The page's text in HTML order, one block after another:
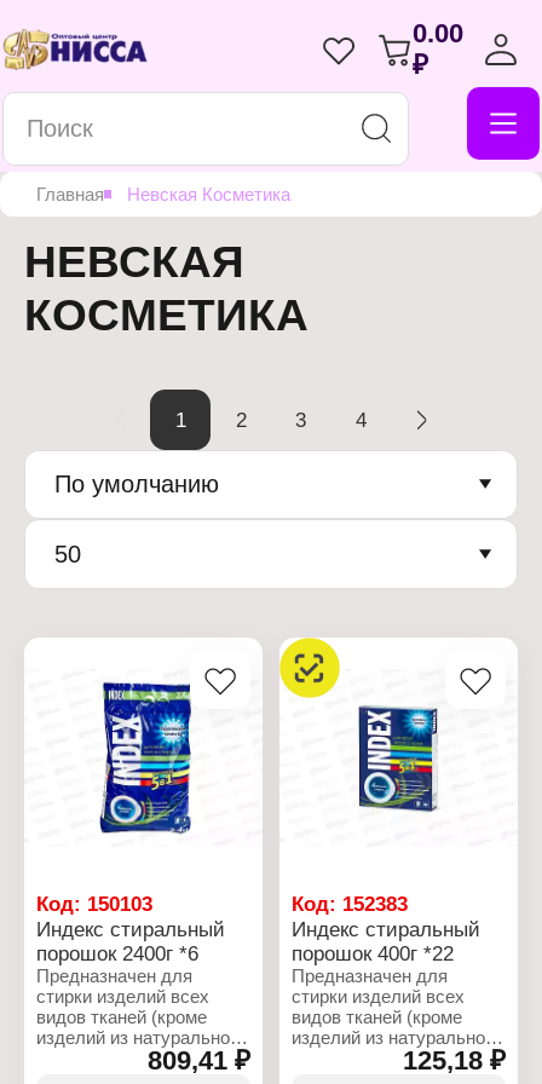
0.00
₽
Главная Невская Косметика
НЕВСКАЯ
КОСМЕТИКА
1 2 3 4
По умолчанию
50
Код: 150103
Индекс стиральный
порошок 2400г *6
Предназначен для
стирки изделий всех
видов тканей (кроме
изделий из натурального
шелка и шерсти).
Подходит как для ручной
809,41 ₽
Код: 152383
Индекс стиральный
порошок 400г *22
Предназначен для
стирки изделий всех
видов тканей (кроме
изделий из натурального
шелка и шерсти).
Подходит как для ручной
125,18 ₽